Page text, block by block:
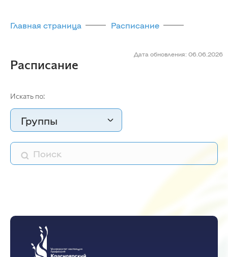
Главная страница Расписание
Дата обновления: 06.06.2026
Расписание
Искать по:
Группы